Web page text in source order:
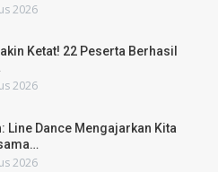
2026
Ketat! 22 Peserta Berhasil
2026
Line Dance Mengajarkan Kita
2026